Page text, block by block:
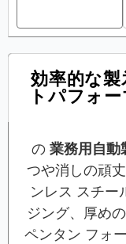
効率的な
トパフォ
の業務用自動
つや消しの頑
ンレス スチー
ジング、厚め
ペンタン フォ